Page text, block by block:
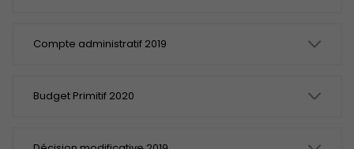
Compte administratif 2019
Budget Primitif 2020